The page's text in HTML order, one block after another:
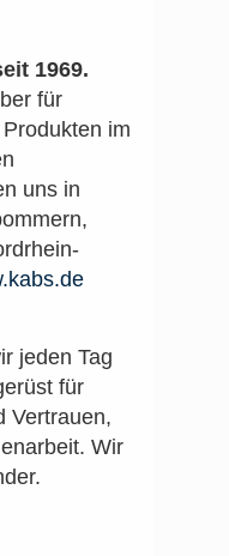
1969.
für
im
uns in
jeden Tag
für
Vertrauen,
Wir